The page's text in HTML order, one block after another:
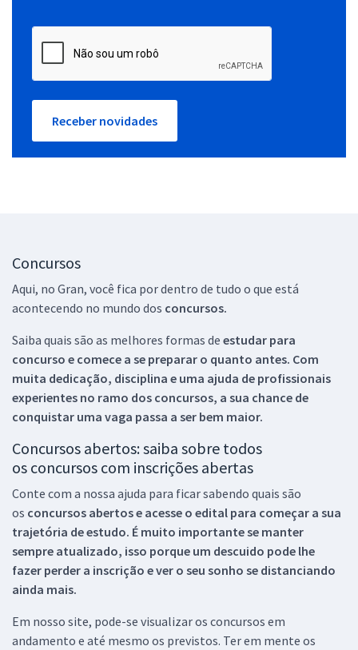
Receber novidades
Concursos
Aqui, no Gran, você fica por dentro de tudo o que está
acontecendo no mundo dos concursos.
Saiba quais são as melhores formas de estudar para
concurso e comece a se preparar o quanto antes. Com
muita dedicação, disciplina e uma ajuda de profissionais
experientes no ramo dos concursos, a sua chance de
conquistar uma vaga passa a ser bem maior.
Concursos abertos: saiba sobre todos
os concursos com inscrições abertas
Conte com a nossa ajuda para ficar sabendo quais são
os concursos abertos e acesse o edital para começar a sua
trajetória de estudo. É muito importante se manter
sempre atualizado, isso porque um descuido pode lhe
fazer perder a inscrição e ver o seu sonho se distanciando
ainda mais.
Em nosso site, pode-se visualizar os concursos em
andamento e até mesmo os previstos. Ter em mente os